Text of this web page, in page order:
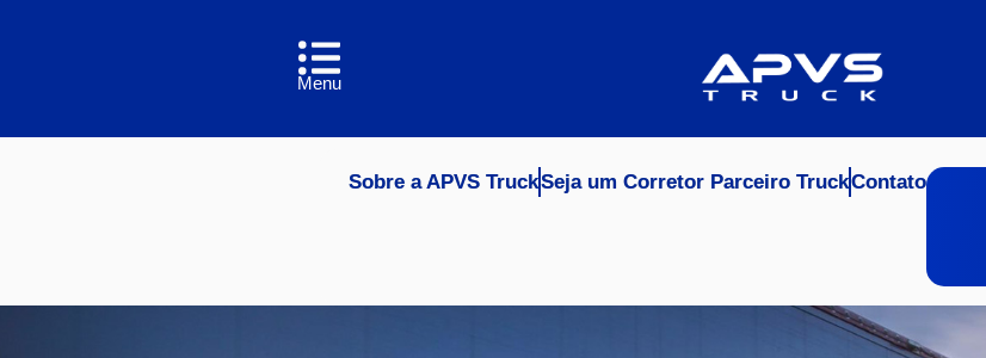
Menu
Sobre a APVS TruckSeja um Corretor Parceiro TruckContato